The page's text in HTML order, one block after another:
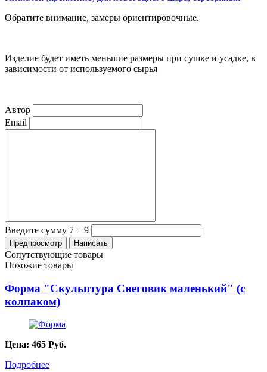
Обратите внимание, замеры ориентировочные.
Изделие будет иметь меньшие размеры при сушке и усадке, в
зависимости от используемого сырья
Автор
Email
Введите сумму 7 + 9
Сопутствующие товары
Похожие товары
Форма "Скульптура Снеговик маленький" (с
колпаком)
Цена: 465 Руб.
Подробнее